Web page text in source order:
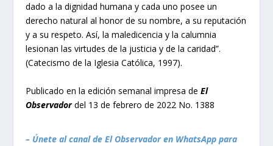
dado a la dignidad humana y cada uno posee un
derecho natural al honor de su nombre, a su reputación
y a su respeto. Así, la maledicencia y la calumnia
lesionan las virtudes de la justicia y de la caridad”.
(Catecismo de la Iglesia Católica, 1997).
Publicado en la edición semanal impresa deEl
Observadordel 13 de febrero de 2022 No. 1388
– Únete al canal de El Observador en WhatsApp para